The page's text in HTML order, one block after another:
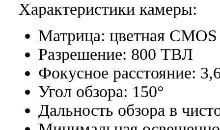
Характеристики камеры:
Матрица: цветная
Разрешение: 800 ТВЛ
Фокусное расстояние:
Угол обзора: 150°
Дальность обзора в